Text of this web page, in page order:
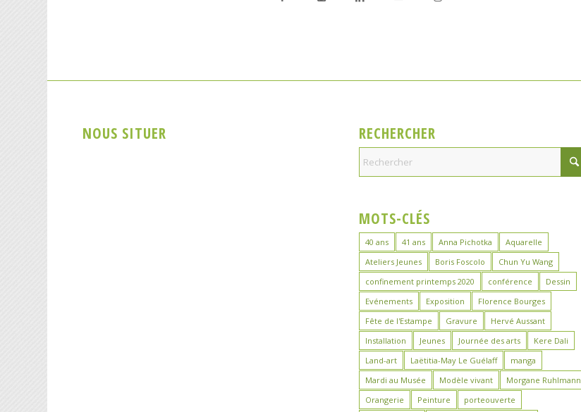
NOUS SITUER RECHERCHER
MOTS-CLÉS
40 ans 41 ans Anna Pichotka
Aquarelle
Ateliers Jeunes
Boris Foscolo
Chun Yu Wang
confinement printemps 2020
conférence
Dessin
Evénements
Exposition
Florence Bourges
Fête de l'Estampe
Gravure
Hervé Aussant
Installation
Jeunes Journée des arts
Kere Dali
Land-art
Laëtitia-May Le Guélaff
manga
Mardi au Musée
Modèle vivant
Morgane Ruhlmann
Orangerie
Peinture porteouverte